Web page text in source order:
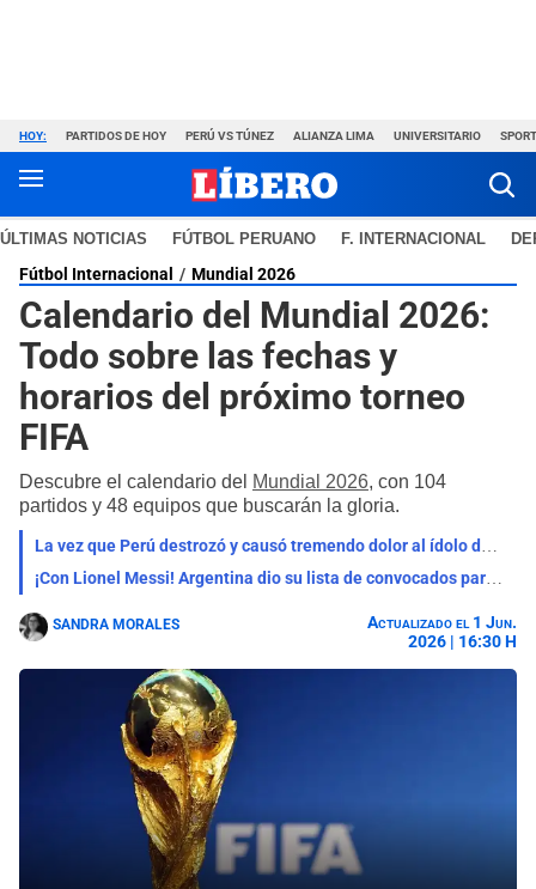
HOY: PARTIDOS DE HOY PERÚ VS TÚNEZ ALIANZA LIMA UNIVERSITARIO
ÚLTIMAS NOTICIAS FÚTBOL PERUANO F. INTERNACIONAL
Fútbol Internacional Mundial 2026
Calendario del Mundial 2026:
Todo sobre las fechas y
horarios del próximo torneo
FIFA
Descubre el calendario del Mundial 2026, con 104
partidos y 48 equipos que buscarán la gloria.
La vez que Perú destrozó y causó tremendo dolor al ídolo del Mundial 2026: Tim Payne
¡Con Lionel Messi! Argentina dio su lista de convocados para defender su título en el Mundial 2026
SANDRA MORALES
Actualizado el 1 Jun.
2026 | 16:30 H